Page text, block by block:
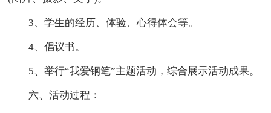
3、学生的经历、体验、心得体会等。
4、倡议书。
5、举行“我爱钢笔”主题活动，综合展示活动成果。
六、活动过程：